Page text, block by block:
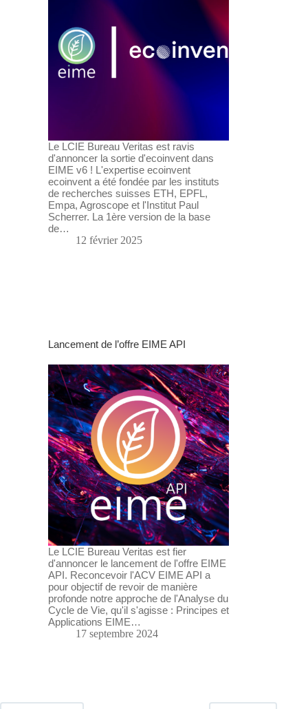
Le LCIE Bureau Veritas est ravis
d'annoncer la sortie d'ecoinvent dans
EIME v6 ! L'expertise ecoinvent
ecoinvent a été fondée par les instituts
de recherches suisses ETH, EPFL,
Empa, Agroscope et l'Institut Paul
Scherrer. La 1ère version de la base
de…
12 février 2025
Lancement de l’offre EIME API
Le LCIE Bureau Veritas est fier
d'annoncer le lancement de l'offre EIME
API. Reconcevoir l'ACV EIME API a
pour objectif de revoir de manière
profonde notre approche de l'Analyse du
Cycle de Vie, qu'il s'agisse : Principes et
Applications EIME…
17 septembre 2024